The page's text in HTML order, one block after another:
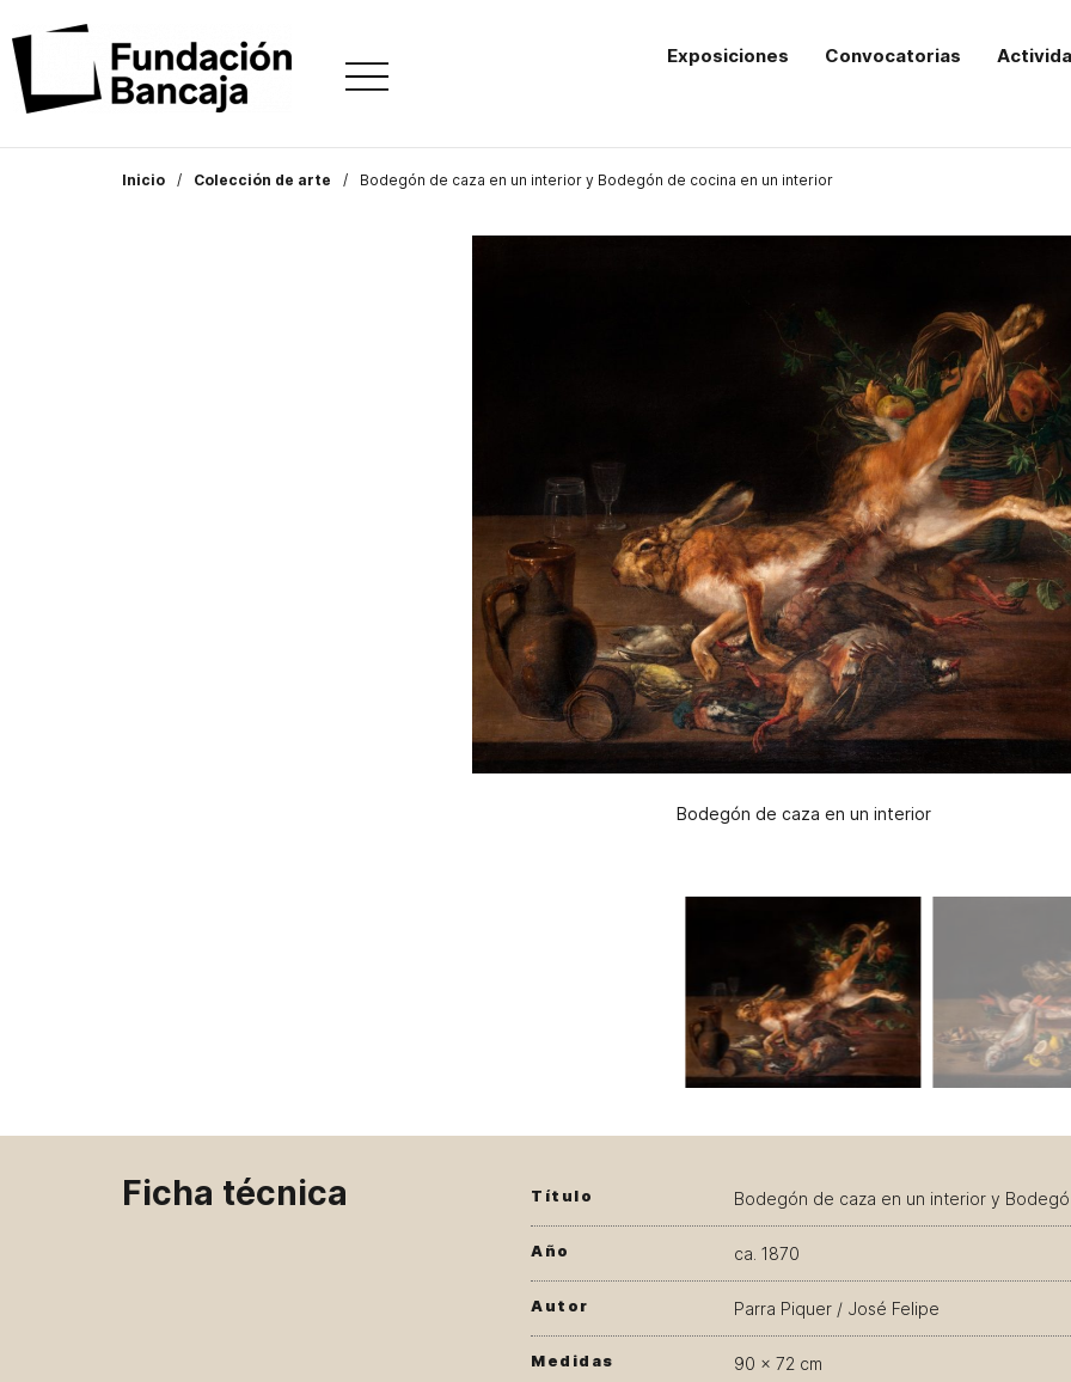
Exposiciones Convocatorias
Inicio Colección de arte Bodegón de caza en un interior y Bodegón de cocina en un interior
Bodegón de caza en un interior
Ficha técnica Título Bodegón de caza en un interior y
Año ca. 1870
Autor Parra Piquer / José Felipe
Medidas 90 × 72 cm